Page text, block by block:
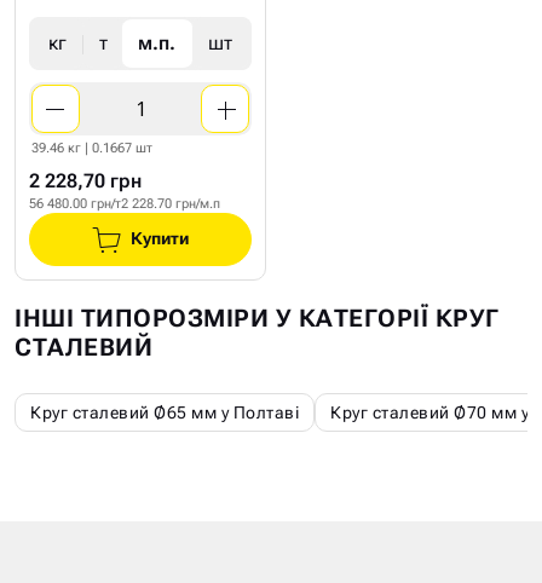
кг т м.п. шт
39.46 кг | 0.1667 шт
2 228,70 грн
56 480.00 грн/т2 228.70 грн/м.п
Купити
ІНШІ ТИПОРОЗМІРИ У КАТЕГОРІЇ КРУГ
СТАЛЕВИЙ
Круг сталевий Ø65 мм у Полтаві Круг сталевий Ø70 мм у